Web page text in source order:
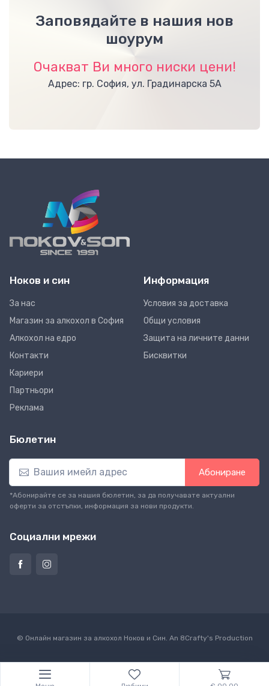
Заповядайте в нашия нов
шоурум
Очакват Ви много ниски цени!
Адрес: гр. София, ул. Градинарска 5А
Ноков и син
За нас
Магазин за алкохол в София
Алкохол на едро
Контакти
Кариери
Партньори
Реклама
Информация
Условия за доставка
Общи условия
Защита на личните данни
Бисквитки
Бюлетин
Абониране
*Абонирайте се за нашия бюлетин, за да получавате актуални
оферти за отстъпки, информация за нови продукти.
Социални мрежи
© Онлайн магазин за алкохол Ноков и Син. An 8Crafty's Production